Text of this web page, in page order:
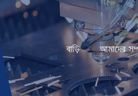
বাড়ি আমাদের